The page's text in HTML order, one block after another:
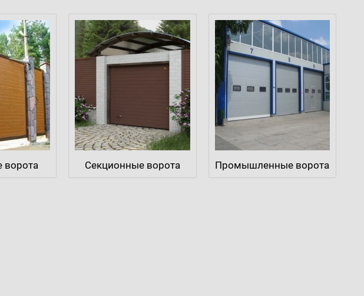
ворота Секционные ворота Промышленные ворота